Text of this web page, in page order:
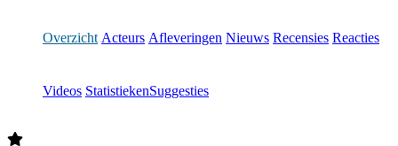
Overzicht Acteurs Afleveringen Nieuws Recensies Reacties
Videos StatistiekenSuggesties